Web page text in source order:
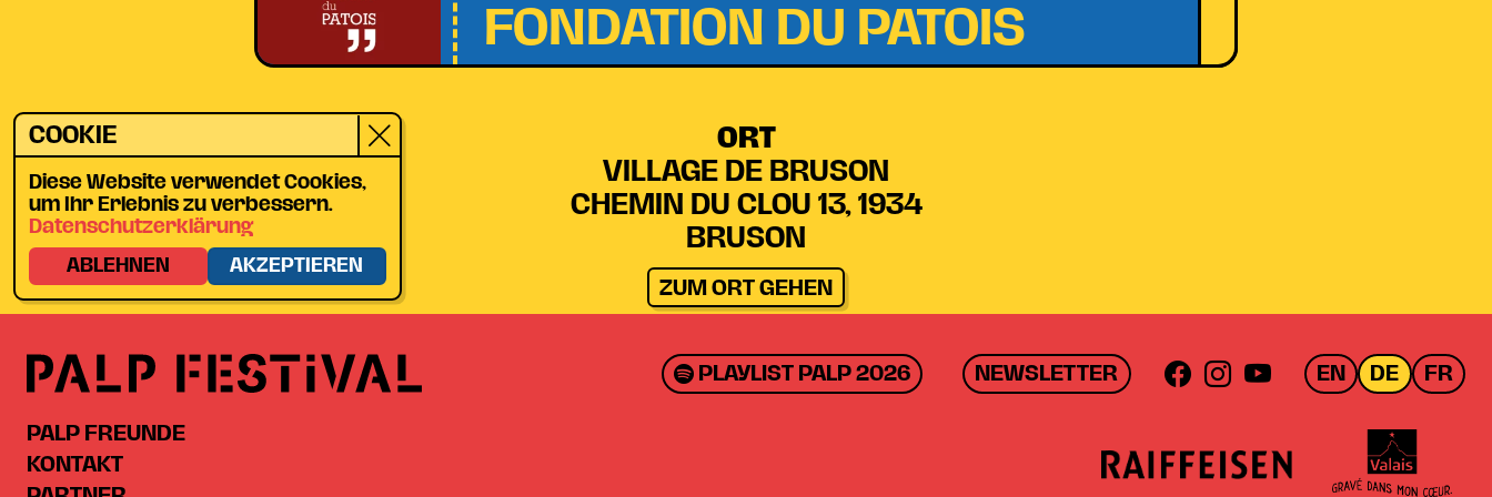
FONDATION DU PATOIS
ORT
VILLAGE DE BRUSON
CHEMIN DU CLOU 13, 1934
BRUSON
ZUM ORT GEHEN
COOKIE
Diese Website verwendet Cookies,
um Ihr Erlebnis zu verbessern.
Datenschutzerklärung
ABLEHNEN
AKZEPTIEREN
PLAYLIST PALP 2026 NEWSLETTER EN DE FR
PALP FREUNDE
KONTAKT